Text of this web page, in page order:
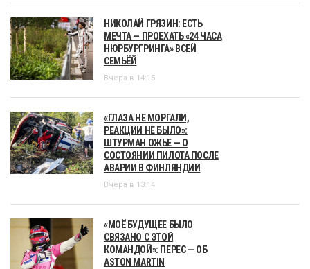
НИКОЛАЙ ГРЯЗИН: ЕСТЬ
МЕЧТА — ПРОЕХАТЬ «24 ЧАСА
НЮРБУРГРИНГА» ВСЕЙ
СЕМЬЁЙ
Вчера в 14:15
«ГЛАЗА НЕ МОРГАЛИ,
РЕАКЦИИ НЕ БЫЛО»:
ШТУРМАН ОЖЬЕ — О
СОСТОЯНИИ ПИЛОТА ПОСЛЕ
АВАРИИ В ФИНЛЯНДИИ
Вчера в 13:14
«МОЁ БУДУЩЕЕ БЫЛО
СВЯЗАНО С ЭТОЙ
КОМАНДОЙ»: ПЕРЕС — ОБ
ASTON MARTIN